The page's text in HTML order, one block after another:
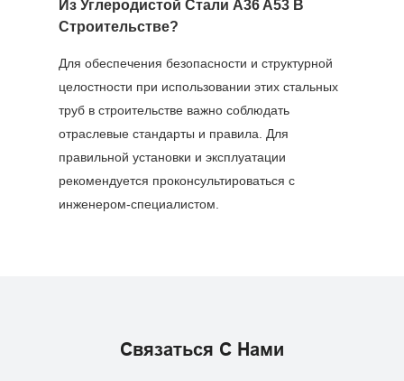
Из Углеродистой Стали A36 A53 В
Строительстве?
Для обеспечения безопасности и структурной
целостности при использовании этих стальных
труб в строительстве важно соблюдать
отраслевые стандарты и правила. Для
правильной установки и эксплуатации
рекомендуется проконсультироваться с
инженером-специалистом.
Связаться С Нами